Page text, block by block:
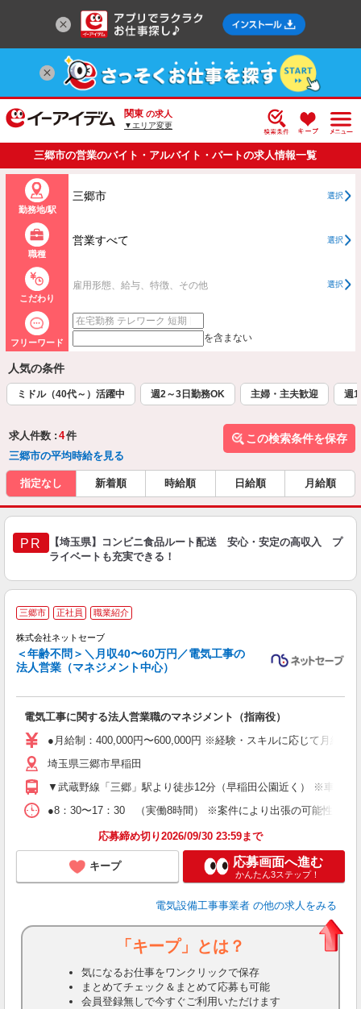
関東 の求人
▼エリア変更
三郷市の営業のバイト・アルバイト・パートの求人情報一覧
勤務地/駅
三郷市 選択
職種
営業すべて 選択
こだわり
雇用形態、給与、特徴、その他 選択
フリーワード を含まない
人気の条件
ミドル（40代～）活躍中 週2～3日勤務OK 主婦・主夫歓迎 週
求人件数 : 4件
三郷市の平均時給を見る
この検索条件を保存
指定なし 新着順 時給順 日給順 月給順
PR
【埼玉県】コンビニ食品ルート配送 安心・安定の高収入 プ
ライベートも充実できる！
三郷市 正社員 職業紹介
株式会社ネットセーブ
＜年齢不問＞＼月収40〜60万円／電気工事の
法人営業（マネジメント中心）
電気工事に関する法人営業職のマネジメント（指南役）
●月給制：400,000円〜600,000円 ※経験・スキルに応じて月給
埼玉県三郷市早稲田
▼武蔵野線「三郷」駅より徒歩12分（早稲田公園近く） ※車通勤
●8：30〜17：30 （実働8時間） ※案件により出張の可能性あり
応募締め切り2026/09/30 23:59まで
キープ 応募画面へ進む
かんたん3ステップ！
電気設備工事事業者 の他の求人をみる
「キープ」とは？
気になるお仕事をワンクリックで保存
まとめてチェック＆まとめて応募も可能
会員登録無しで今すぐご利用いただけます